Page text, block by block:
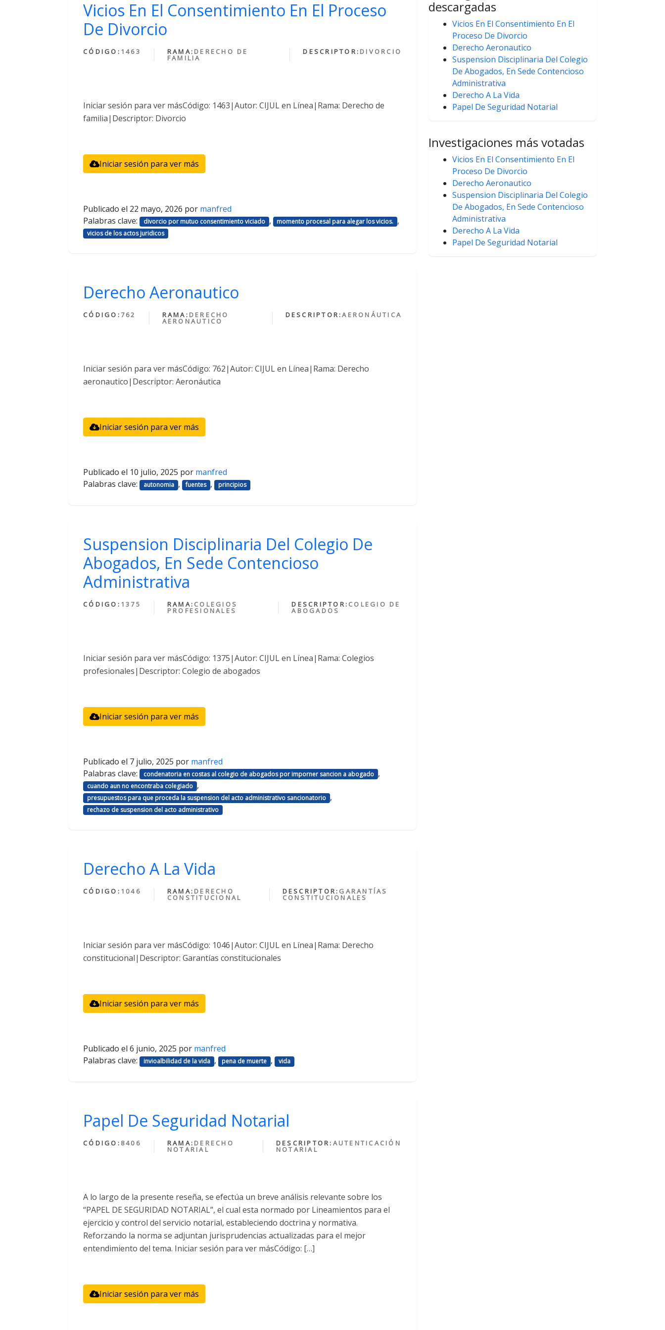
Vicios En El Consentimiento En El Proceso
De Divorcio
CÓDIGO: 1463 RAMA: DERECHO DE
FAMILIA
DESCRIPTOR: DIVORCIO
Iniciar sesión para ver másCódigo: 1463|Autor: CIJUL en Línea|Rama: Derecho de
familia|Descriptor: Divorcio
Iniciar sesión para ver más
Publicado el 22 mayo, 2026 por manfred
Palabras clave:
divorcio por mutuo consentimiento viciado , momento procesal para alegar los vicios. ,
vicios de los actos juridicos
Derecho Aeronautico
CÓDIGO: 762 RAMA: DERECHO
AERONAUTICO
DESCRIPTOR:AERONÁUTICA
Iniciar sesión para ver másCódigo: 762|Autor: CIJUL en Línea|Rama: Derecho
aeronautico|Descriptor: Aeronáutica
Iniciar sesión para ver más
Publicado el 10 julio, 2025 por manfred
Palabras clave:
autonomia , fuentes , principios
Suspension Disciplinaria Del Colegio De
Abogados, En Sede Contencioso
Administrativa
CÓDIGO: 1375 RAMA: COLEGIOS
PROFESIONALES
DESCRIPTOR: COLEGIO DE
ABOGADOS
Iniciar sesión para ver másCódigo: 1375|Autor: CIJUL en Línea|Rama: Colegios
profesionales|Descriptor: Colegio de abogados
Iniciar sesión para ver más
Publicado el 7 julio, 2025 por manfred
Palabras clave:
condenatoria en costas al colegio de abogados por imporner sancion a abogado ,
cuando aun no encontraba colegiado ,
presupuestos para que proceda la suspension del acto administrativo sancionatorio ,
rechazo de suspension del acto administrativo
Derecho A La Vida
CÓDIGO: 1046 RAMA: DERECHO
CONSTITUCIONAL
DESCRIPTOR: GARANTÍAS
CONSTITUCIONALES
Iniciar sesión para ver másCódigo: 1046|Autor: CIJUL en Línea|Rama: Derecho
constitucional|Descriptor: Garantías constitucionales
Iniciar sesión para ver más
Publicado el 6 junio, 2025 por manfred
Palabras clave:
invioalbilidad de la vida , pena de muerte , vida
Papel De Seguridad Notarial
CÓDIGO: 8406 RAMA: DERECHO
NOTARIAL
DESCRIPTOR: AUTENTICACIÓN
NOTARIAL
A lo largo de la presente reseña, se efectúa un breve análisis relevante sobre los
“PAPEL DE SEGURIDAD NOTARIAL”, el cual esta normado por Lineamientos para el
ejercicio y control del servicio notarial, estableciendo doctrina y normativa.
Reforzando la norma se adjuntan jurisprudencias actualizadas para el mejor
entendimiento del tema. Iniciar sesión para ver másCódigo: […]
Iniciar sesión para ver más
descargadas
Vicios En El Consentimiento En El
Proceso De Divorcio
Derecho Aeronautico
Suspension Disciplinaria Del Colegio
De Abogados, En Sede Contencioso
Administrativa
Derecho A La Vida
Papel De Seguridad Notarial
Investigaciones más votadas
Vicios En El Consentimiento En El
Proceso De Divorcio
Derecho Aeronautico
Suspension Disciplinaria Del Colegio
De Abogados, En Sede Contencioso
Administrativa
Derecho A La Vida
Papel De Seguridad Notarial